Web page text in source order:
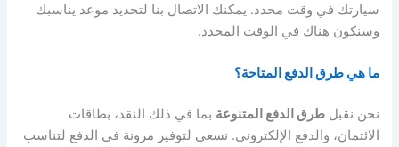
سيارتك في وقت محدد. يمكنك الاتصال بنا لتحديد موعد يناسبك
وسنكون هناك في الوقت المحدد.
ما هي طرق الدفع المتاحة؟
نحن نقبلطرق الدفع المتنوعة بما في ذلك النقد، بطاقات
الائتمان، والدفع الإلكتروني. نسعى لتوفير مرونة في الدفع لتناسب